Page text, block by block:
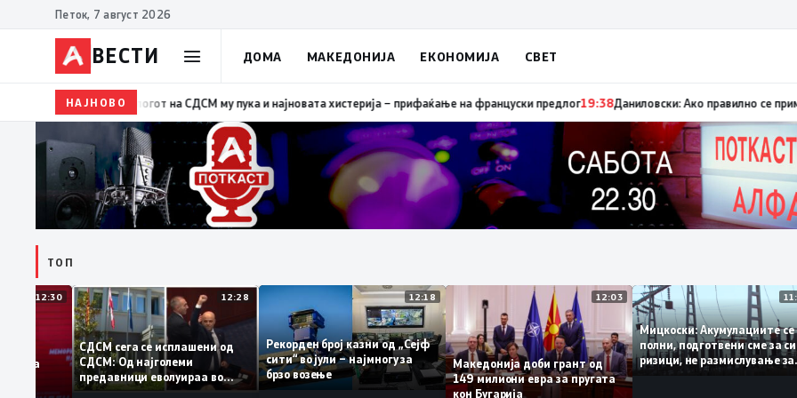
Петок, 7 август 2026
ВЕСТИ ДОМА МАКЕДОНИЈА ЕКОНОМИЈА СВЕТ
НАЈНОВО
19:39 ВМРО-ДПМНЕ: Како што му пукна меурот од сапуница „мигранти за пари“, така на талогот на СДСМ му пука и најновата
ТОП
12:30
на
12:28
СДСМ сега се исплашени од
СДСМ: Од најголеми
предавници еволуираа во
најголеми патриоти
12:18
Рекорден број казни од „Сејф
сити“ во јули – најмногу за
брзо возење
12:03
Македонија доби грант од
149 милиони евра за пругата
кон Бугарија
Мицкоски:
полни, подготвени сме
ризици, не
поскапување на